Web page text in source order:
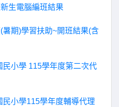
生電腦編班結果
期)學習扶助~開班結果(含
小學 115學年度第二次代
小學115學年度輔導代理